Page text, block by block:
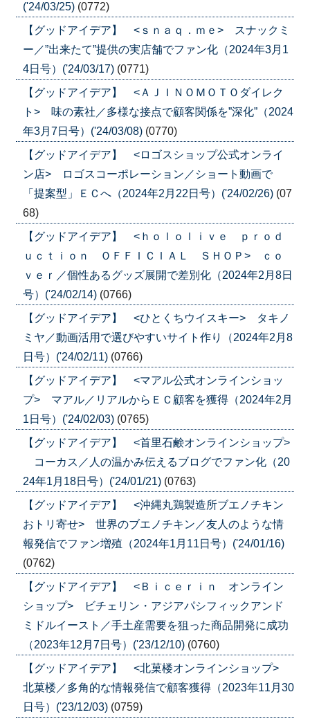
('24/03/25) (0772)
【グッドアイデア】 <ｓｎａｑ．ｍｅ> スナックミ
ー／”出来たて”提供の実店舗でファン化（2024年3月1
4日号）('24/03/17) (0771)
【グッドアイデア】 <ＡＪＩＮＯＭＯＴＯダイレク
ト> 味の素社／多様な接点で顧客関係を”深化”（2024
年3月7日号）('24/03/08) (0770)
【グッドアイデア】 <ロゴスショップ公式オンライ
ン店> ロゴスコーポレーション／ショート動画で
「提案型」ＥＣへ（2024年2月22日号）('24/02/26) (07
68)
【グッドアイデア】 <ｈｏｌｏｌｉｖｅ ｐｒｏｄ
ｕｃｔｉｏｎ ＯＦＦＩＣＩＡＬ ＳＨＯＰ> ｃｏ
ｖｅｒ／個性あるグッズ展開で差別化（2024年2月8日
号）('24/02/14) (0766)
【グッドアイデア】 <ひとくちウイスキー> タキノ
ミヤ／動画活用で選びやすいサイト作り（2024年2月8
日号）('24/02/11) (0766)
【グッドアイデア】 <マアル公式オンラインショッ
プ> マアル／リアルからＥＣ顧客を獲得（2024年2月
1日号）('24/02/03) (0765)
【グッドアイデア】 <首里石鹸オンラインショップ>
コーカス／人の温かみ伝えるブログでファン化（20
24年1月18日号）('24/01/21) (0763)
【グッドアイデア】 <沖縄丸鶏製造所ブエノチキン
おトリ寄せ> 世界のブエノチキン／友人のような情
報発信でファン増殖（2024年1月11日号）('24/01/16)
(0762)
【グッドアイデア】 <Ｂｉｃｅｒｉｎ オンライン
ショップ> ビチェリン・アジアパシフィックアンド
ミドルイースト／手土産需要を狙った商品開発に成功
（2023年12月7日号）('23/12/10) (0760)
【グッドアイデア】 <北菓楼オンラインショップ>
北菓楼／多角的な情報発信で顧客獲得（2023年11月30
日号）('23/12/03) (0759)